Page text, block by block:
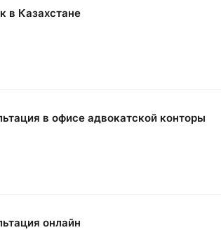
в Казахстане
в офисе адвокатской конторы
онлайн